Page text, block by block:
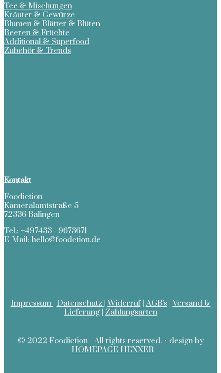
Tee & Mischungen
Kräuter & Gewürze
Blumen & Blätter & Blüten
Beeren & Früchte
Additional & Superfood
Zubehör & Trends
Kontakt
Foodiction
Kameralamtstraße 5
72336 Balingen
Tel.: +497433 - 9673671
E-Mail: hello@foodction.de
Impressum | Datenschutz | Widerruf|AGB's |Versand &
Lieferung| Zahlungsarten
© 2022 Foodiction - All rights reserved. • design by
- HOMEPAGE HEXXER